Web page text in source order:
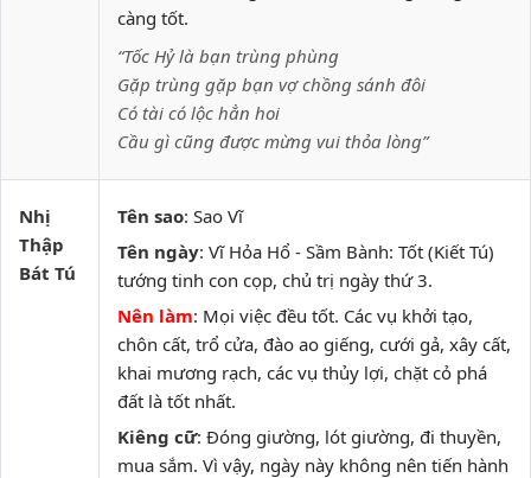
càng tốt.
“Tốc Hỷ là bạn trùng phùng
Gặp trùng gặp bạn vợ chồng sánh đôi
Có tài có lộc hẳn hoi
Cầu gì cũng được mừng vui thỏa lòng”
Nhị
Thập
Bát Tú
Tên sao: Sao Vĩ
Tên ngày: Vĩ Hỏa Hổ - Sầm Bành: Tốt (Kiết Tú)
tướng tinh con cọp, chủ trị ngày thứ 3.
Nên làm: Mọi việc đều tốt. Các vụ khởi tạo,
chôn cất, trổ cửa, đào ao giếng, cưới gả, xây cất,
khai mương rạch, các vụ thủy lợi, chặt cỏ phá
đất là tốt nhất.
Kiêng cữ: Đóng giường, lót giường, đi thuyền,
mua sắm. Vì vậy, ngày này không nên tiến hành